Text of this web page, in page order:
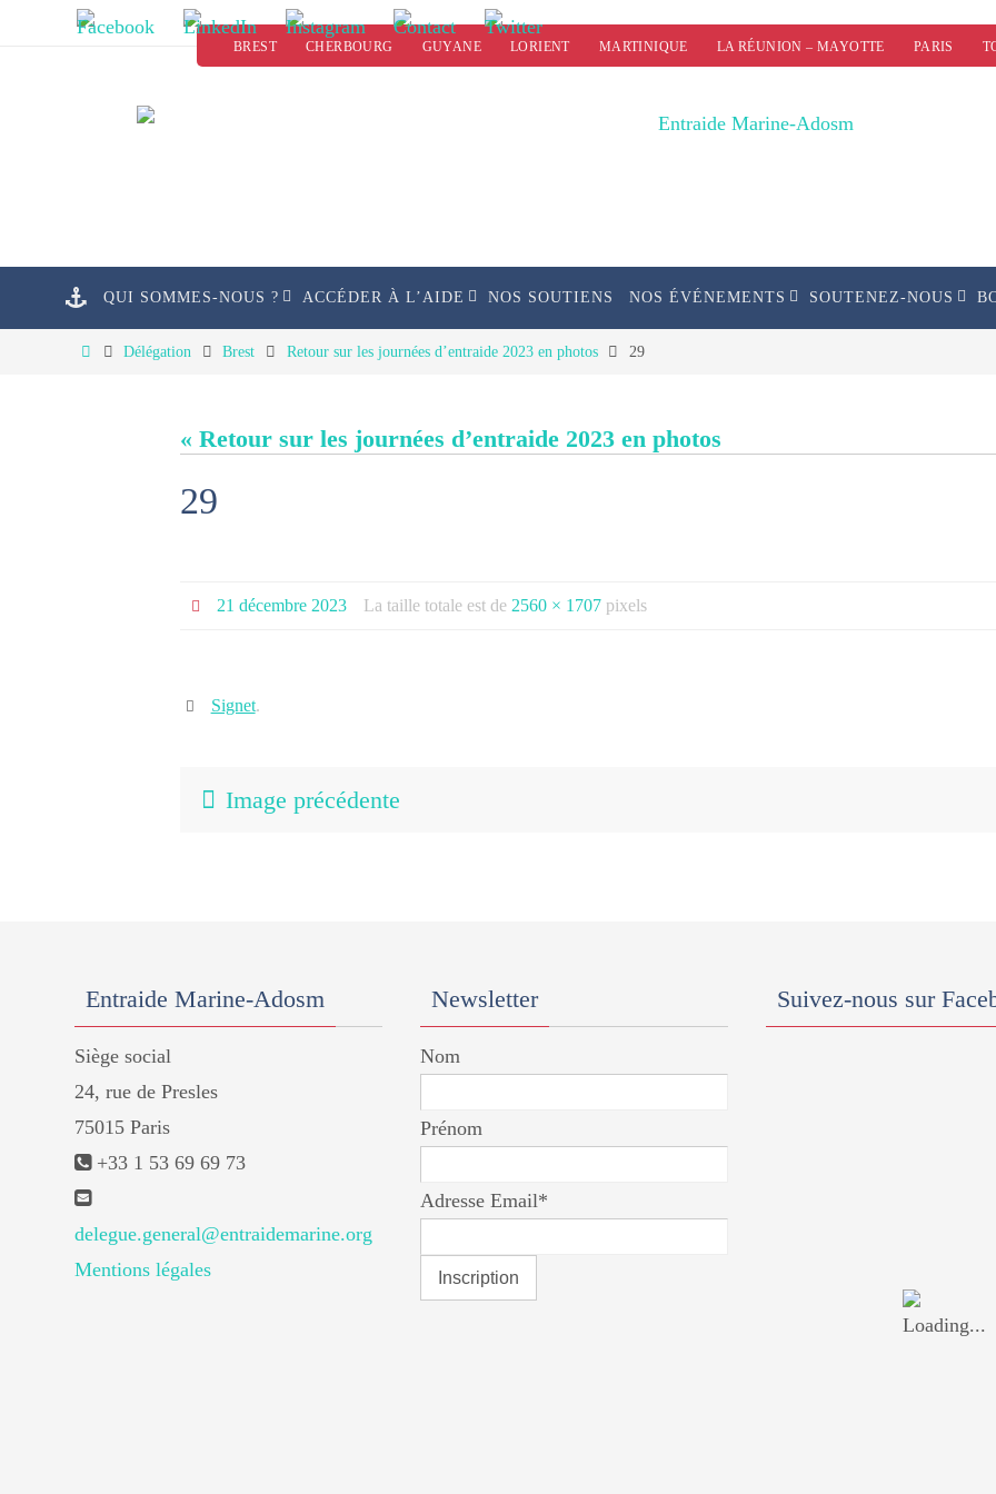
BREST CHERBOURG GUYANE LORIENT MARTINIQUE LA RÉUNION – MAYOTTE PARIS
QUI SOMMES-NOUS ? ACCÉDER À L’AIDE NOS SOUTIENS NOS ÉVÉNEMENTS SOUTENEZ-NOUS
HomeDélégation Brest Retour sur les journées d’entraide 2023 en photos 29
« Retour sur les journées d’entraide 2023 en photos
29
21 décembre 2023 La taille totale est de 2560 × 1707pixels
Signet.
Image précédente
Entraide Marine-Adosm
Siège social
24, rue de Presles
75015 Paris
+33 1 53 69 69 73
delegue.general@entraidemarine.org
Mentions légales
Newsletter
Nom
Prénom
Adresse Email*
Suivez-nous sur